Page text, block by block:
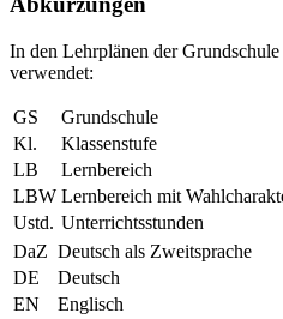
In den Lehrplänen der
verwendet:
GS
Grundschule
Kl.
Klassenstufe
LB
Lernbereich
LBW Lernbereich mit
Ustd. Unterrichtsstunden
DaZ Deutsch als Zweitsprache
DE
Deutsch
EN
Englisch